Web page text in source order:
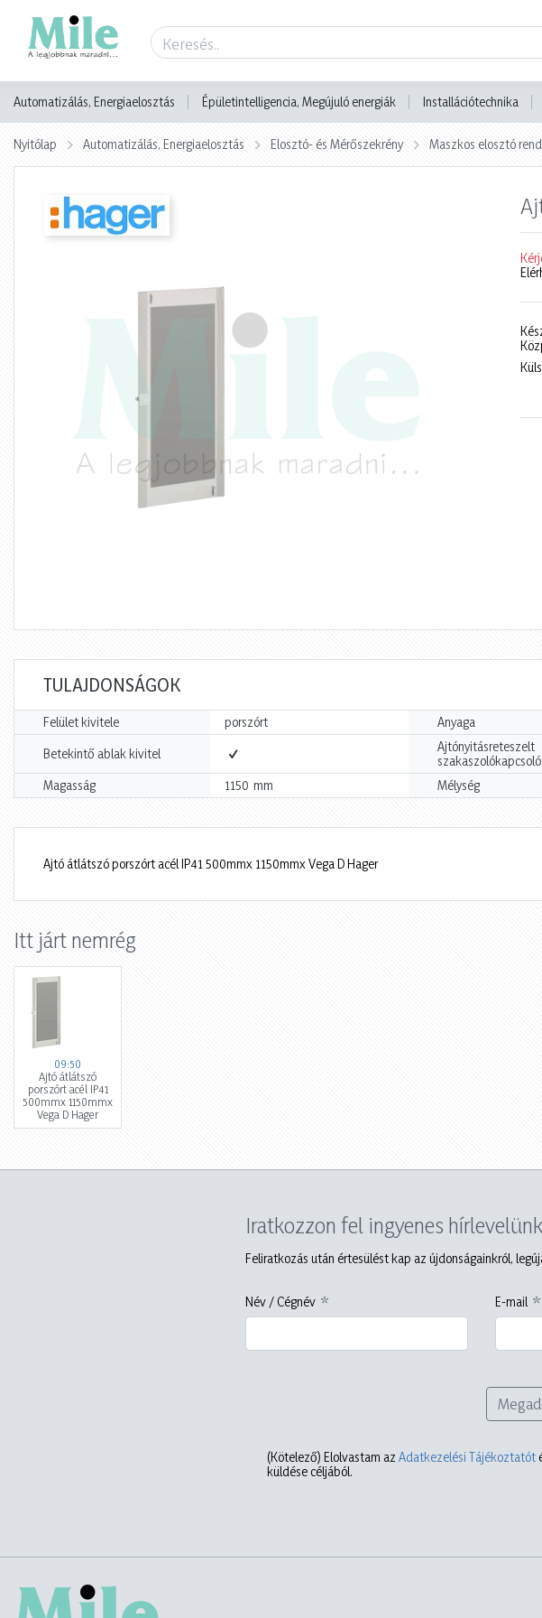
Automatizálás, Energiaelosztás Épületintelligencia, Megújuló energiák Installációtechnika
Nyitólap Automatizálás, Energiaelosztás Elosztó- és Mérőszekrény Maszkos elosztó
TULAJDONSÁGOK
Felület kivitele porszórt Anyaga
Betekintő ablak kivitel
Ajtónyitásreteszelt
Magasság 1150 mm Mélység
Ajtó átlátszó porszórt acél IP41 500mmx 1150mmx Vega D Hager
Itt járt nemrég
09:50
Ajtó átlátszó
porszórt acél IP41
500mmx 1150mmx
Vega D Hager
Iratkozzon fel ingyenes
Feliratkozás után értesülést kap az újdonságainkról,
Név / Cégnév E-mail
(Kötelező) Elolvastam az Adatkezelési Tájékoztatót
küldése céljából.
Termék adatlap